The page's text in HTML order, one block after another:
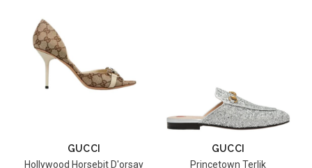
GUCCI
Hollywood Horsebit D'orsay
GUCCI
Princetown Terlik